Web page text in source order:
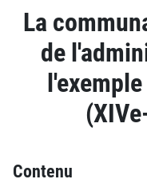
La
de
Contenu